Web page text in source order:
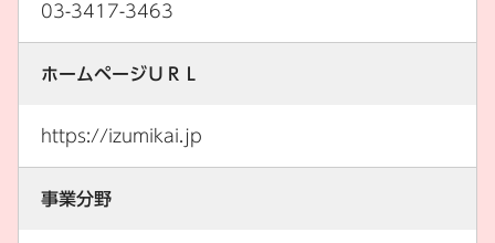
03-3417-3463
ホームページＵＲＬ
https://izumikai.jp
事業分野